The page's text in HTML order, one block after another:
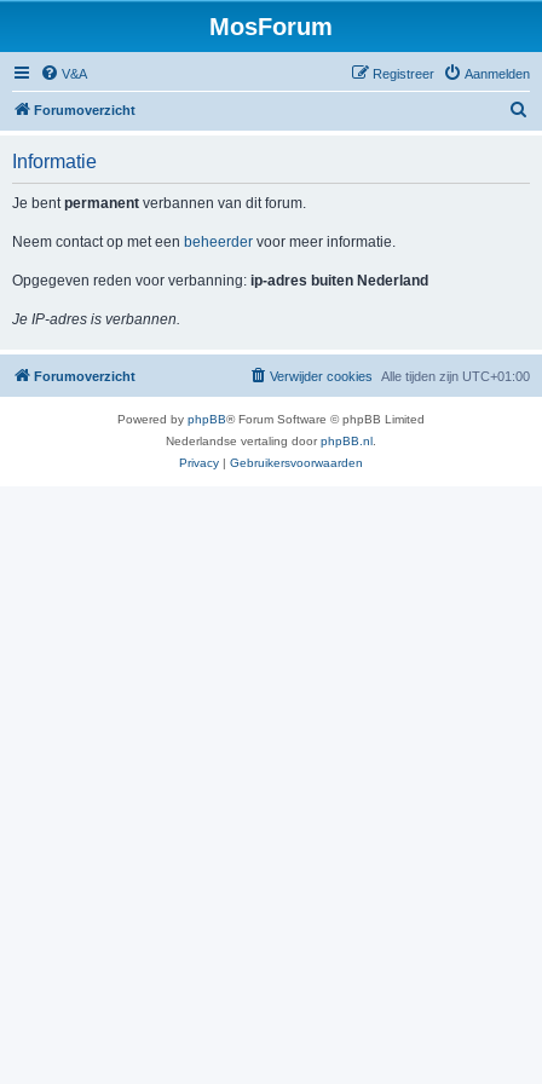
MosForum
V&A Aanmelden
Registreer
Forumoverzicht
Informatie
Je bentpermanent verbannen van dit forum.
Neem contact op met een beheerder voor meer informatie.
Opgegeven reden voor verbanning: ip-adres buiten Nederland
Je IP-adres is verbannen.
Forumoverzicht Alle tijden zijn UTC+01:00
Verwijder cookies
Powered by phpBB® Forum Software © phpBB Limited
Nederlandse vertaling doorphpBB.nl
Privacy | Gebruikersvoorwaarden